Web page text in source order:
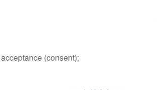
(consent);